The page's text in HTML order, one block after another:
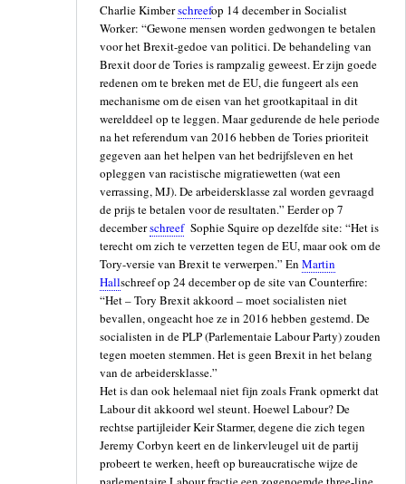
Charlie Kimberschreefop 14 december in Socialist
Worker: “Gewone mensen worden gedwongen te betalen
voor het Brexit-gedoe van politici. De behandeling van
Brexit door de Tories is rampzalig geweest. Er zijn goede
redenen om te breken met de EU, die fungeert als een
mechanisme om de eisen van het grootkapitaal in dit
werelddeel op te leggen. Maar gedurende de hele periode
na het referendum van 2016 hebben de Tories prioriteit
gegeven aan het helpen van het bedrijfsleven en het
opleggen van racistische migratiewetten (wat een
verrassing, MJ). De arbeidersklasse zal worden gevraagd
de prijs te betalen voor de resultaten.” Eerder op 7
decemberschreefSophie Squire op dezelfde site: “Het is
terecht om zich te verzetten tegen de EU, maar ook om de
Tory-versie van Brexit te verwerpen.” En Martin
Hallschreef op 24 december op de site van Counterfire:
“Het – Tory Brexit akkoord – moet socialisten niet
bevallen, ongeacht hoe ze in 2016 hebben gestemd. De
socialisten in de PLP (Parlementaie Labour Party) zouden
tegen moeten stemmen. Het is geen Brexit in het belang
van de arbeidersklasse.”
Het is dan ook helemaal niet fijn zoals Frank opmerkt dat
Labour dit akkoord wel steunt. Hoewel Labour? De
rechtse partijleider Keir Starmer, degene die zich tegen
Jeremy Corbyn keert en de linkervleugel uit de partij
probeert te werken, heeft op bureaucratische wijze de